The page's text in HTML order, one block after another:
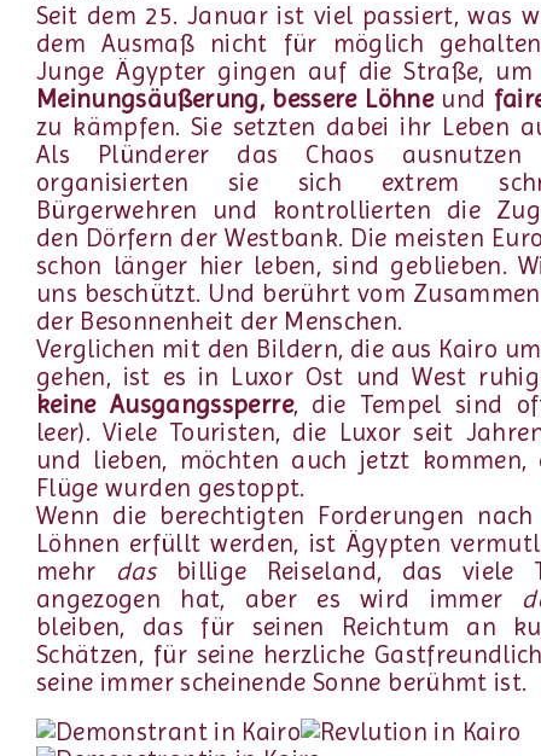
Seit dem 25. Januar ist viel passiert, was
dem Ausmaß nicht für möglich
Junge Ägypter gingen auf die Straße,
Meinungsäußerung, bessere Löhneund
zu kämpfen. Sie setzten dabei ihr Leben
Als Plünderer das Chaos ausnutzen
organisierten sie sich extrem
Bürgerwehren und kontrollierten die
den Dörfern der Westbank. Die meisten
schon länger hier leben, sind geblieben.
uns beschützt. Und berührt vom
der Besonnenheit der Menschen.
Verglichen mit den Bildern, die aus Kairo
gehen, ist es in Luxor Ost und West
keine Ausgangssperre, die Tempel sind
leer). Viele Touristen, die Luxor seit
und lieben, möchten auch jetzt kommen,
Flüge wurden gestoppt.
Wenn die berechtigten Forderungen nach
Löhnen erfüllt werden, ist Ägypten
mehr dasbillige Reiseland, das viele
angezogen hat, aber es wird immer
bleiben, das für seinen Reichtum an
Schätzen, für seine herzliche
seine immer scheinende Sonne berühmt ist.